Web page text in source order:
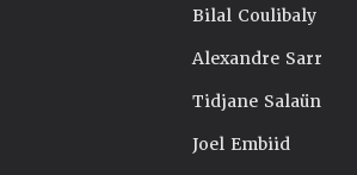
Bilal Coulibaly
Alexandre Sarr
Tidjane Salaün
Joel Embiid